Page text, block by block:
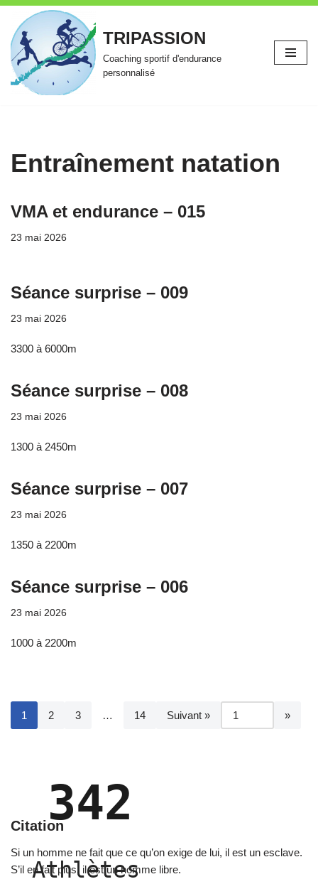
Aller
au
contenu
TRIPASSION
Coaching sportif d'endurance
personnalisé
Entraînement natation
VMA et endurance – 015
23 mai 2026
Séance surprise – 009
23 mai 2026
3300 à 6000m
Séance surprise – 008
23 mai 2026
1300 à 2450m
Séance surprise – 007
23 mai 2026
1350 à 2200m
Séance surprise – 006
23 mai 2026
1000 à 2200m
1 2 3 … 14 Suivant »
Citation
Si un homme ne fait que ce qu’on exige de lui, il est un esclave.
S’il en fait plus, il est un homme libre.
342
Athlètes